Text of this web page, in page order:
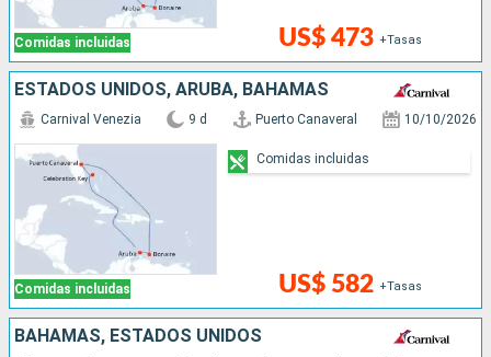
Comidas incluidas US$ 473 +Tasas
ESTADOS UNIDOS, ARUBA, BAHAMAS
Comidas incluidas
Carnival Venezia 9 d Puerto Canaveral 10/10/2026
US$ 582 +Tasas
Comidas incluidas
BAHAMAS, ESTADOS UNIDOS